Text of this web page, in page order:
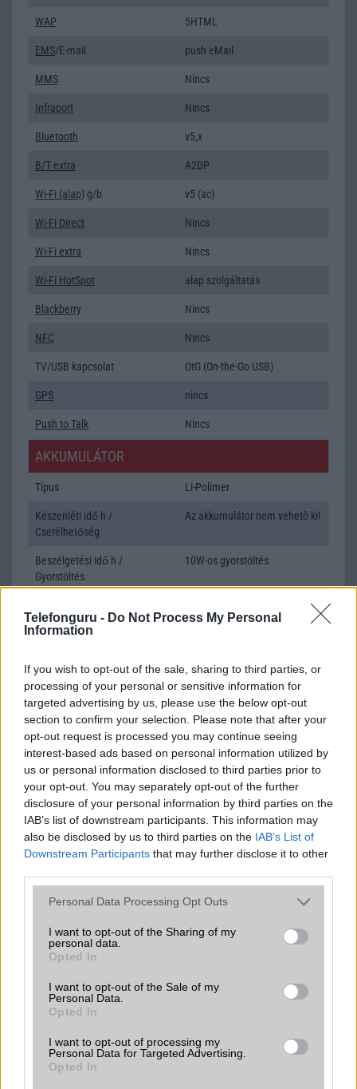
Telefonguru - Do Not Process My Personal
Information
If you wish to opt-out of the sale, sharing to third parties, or
processing of your personal or sensitive information for
targeted advertising by us, please use the below opt-out
section to confirm your selection. Please note that after your
opt-out request is processed you may continue seeing
interest-based ads based on personal information utilized by
us or personal information disclosed to third parties prior to
your opt-out. You may separately opt-out of the further
disclosure of your personal information by third parties on the
IAB’s list of downstream participants. This information may
also be disclosed by us to third parties on the IAB’s List of
Downstream Participants that may further disclose it to other
Please note that this website/app uses one or more Google
not limited to your visit or usage behaviour. You may click to
grant or deny consent to Google and its third-party tags to
use your data for below specified purposes in below Google
consent section.
Personal Data Processing Opt Outs
I want to opt-out of the Sharing of my
personal data.
Opted In
I want to opt-out of the Sale of my
Personal Data.
Opted In
I want to opt-out of processing my
Personal Data for Targeted Advertising.
Opted In
WAP 5HTML
EMS/E-mail push eMail
MMS Nincs
Infraport Nincs
Bluetooth v5,x
B/T extra A2DP
Wi-Fi (alap) g/b v5 (ac)
Wi-Fi Direct Nincs
Wi-Fi extra Nincs
Wi-Fi HotSpot alap szolgáltatás
Blackberry Nincs
NFC Nincs
TV/USB kapcsolat OtG (On-the-Go USB)
GPS nincs
Push to Talk Nincs
AKKUMULÁTOR
Típus Li-Polimer
Készenléti idő h /
Cserélhetőség
Az akkumulátor nem vehetõ ki!
Beszélgetési idő h /
Gyorstöltés
10W-os gyorstöltés
ALKALMAZÁSOK ÉS ÉRZÉKELŐK
Java
Flash/Ujjlenyomat olvasó Nincs
SNS integráció alap szolgáltatás
Organizer alap szolgáltatás
T9 szótár alkalmazás független szótár
Office alkalmazások alap szolgáltatás
Iránytũ Nincs
Extrák 24-bit/192kHz audio
EGYÉB
Vibra jelzés alap szolgáltatás
SIM típus Nincs
SIM-ek száma
Flight mode Nincs
Terület
Funkciók Nincs
Brand